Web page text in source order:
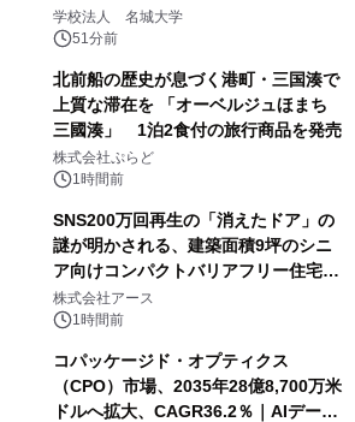
学校法人 名城大学
51分前
北前船の歴史が息づく港町・三国湊で
上質な滞在を 「オーベルジュほまち
三國湊」 1泊2食付の旅行商品を発売
株式会社ぷらど
1時間前
SNS200万回再生の「消えたドア」の
謎が明かされる、建築面積9坪のシニ
ア向けコンパクトバリアフリー住宅が
誕生
株式会社アース
1時間前
コパッケージド・オプティクス
（CPO）市場、2035年28億8,700万米
ドルへ拡大、CAGR36.2％｜AIデータ